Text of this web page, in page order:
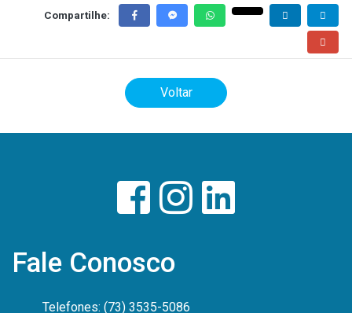
Compartilhe:
Voltar
Fale Conosco
Telefones: (73) 3535-5086